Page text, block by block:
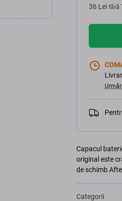
36 Lei fără
Capacul
original este
de schimb
Categorii